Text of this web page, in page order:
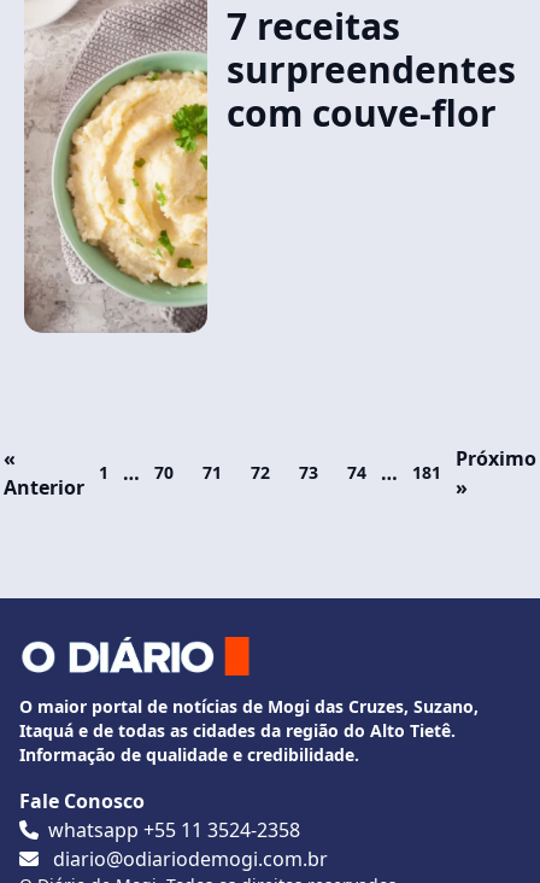
7 receitas
surpreendentes
com couve-flor
«
Anterior
1 … 70 71 72 73 74 … 181
Próximo
»
O maior portal de notícias de Mogi das Cruzes, Suzano,
Itaquá e de todas as cidades da região do Alto Tietê.
Informação de qualidade e credibilidade.
Fale Conosco
whatsapp +55 11 3524-2358
diario@odiariodemogi.com.br